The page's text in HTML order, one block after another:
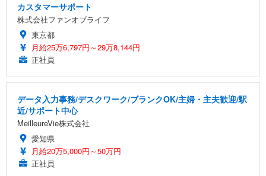
カスタマーサポート
株式会社ファンオブライフ
東京都
月給25万6,797円～29万8,144円
正社員
データ入力事務/デスクワーク/ブランクOK/主婦・主夫歓迎/駅
近/サポート中心
MeilleureVie株式会社
愛知県
月給20万5,000円～50万円
正社員